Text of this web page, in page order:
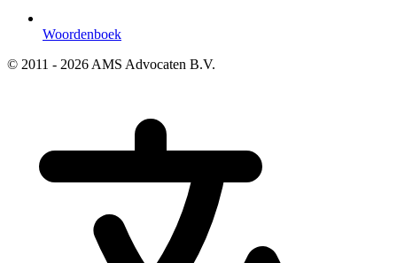
Woordenboek
© 2011 - 2026 AMS Advocaten B.V.